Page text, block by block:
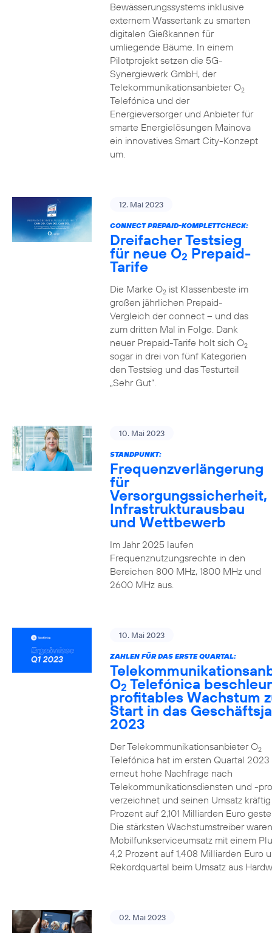
Bewässerungssystems inklusive
externem Wassertank zu smarten
digitalen Gießkannen für
umliegende Bäume. In einem
Pilotprojekt setzen die 5G-
Synergiewerk GmbH, der
Telekommunikationsanbieter O2
Telefónica und der
Energieversorger und Anbieter für
smarte Energielösungen Mainova
ein innovatives Smart City-Konzept
um.
12. Mai 2023
CONNECT PREPAID-KOMPLETTCHECK:
Dreifacher Testsieg
für neue O2 Prepaid-
Tarife
Die Marke O2ist Klassenbeste im
großen jährlichen Prepaid-
Vergleich der connect – und das
zum dritten Mal in Folge. Dank
neuer Prepaid-Tarife holt sich O2
sogar in drei von fünf Kategorien
den Testsieg und das Testurteil
„Sehr Gut“.
10. Mai 2023
STANDPUNKT:
Frequenzverlängerung
für
Versorgungssicherheit,
Infrastrukturausbau
und Wettbewerb
Im Jahr 2025 laufen
Frequenznutzungsrechte in den
Bereichen 800 MHz, 1800 MHz und
2600 MHz aus.
10. Mai 2023
ZAHLEN FÜR DAS ERSTE QUARTAL:
O2 Telefónica
profitables Wachstum
Start in das
2023
Der Telekommunikationsanbieter O2
Telefónica hat im ersten Quartal 2023
erneut hohe Nachfrage nach
Telekommunikationsdiensten und -
verzeichnet und seinen Umsatz
Prozent auf 2,101 Milliarden Euro
Die stärksten Wachstumstreiber
Mobilfunkserviceumsatz mit einem
4,2 Prozent auf 1,408 Milliarden Euro
Rekordquartal beim Umsatz aus
02. Mai 2023